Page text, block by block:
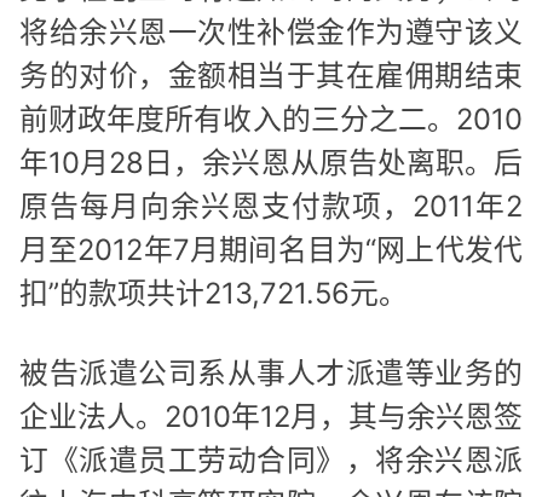
将给余兴恩一次性补偿金作为遵守该义
务的对价，金额相当于其在雇佣期结束
前财政年度所有收入的三分之二。2010
年10月28日，余兴恩从原告处离职。后
原告每月向余兴恩支付款项，2011年2
月至2012年7月期间名目为“网上代发代
扣”的款项共计213,721.56元。
被告派遣公司系从事人才派遣等业务的
企业法人。2010年12月，其与余兴恩签
订《派遣员工劳动合同》，将余兴恩派